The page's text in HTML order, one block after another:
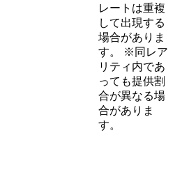
レートは重複
して出現する
場合がありま
す。 ※同レア
リティ内であ
っても提供割
合が異なる場
合がありま
す。